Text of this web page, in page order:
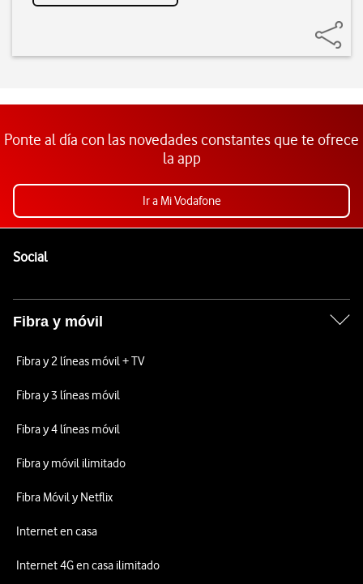
Ponte al día con las novedades constantes que te ofrece
la app
Ir a Mi Vodafone
SocialEnlaces a las redes sociales de Vodafone
Fibra y móvil
Fibra y 2 líneas móvil + TV
Fibra y 3 líneas móvil
Fibra y 4 líneas móvil
Fibra y móvil ilimitado
Fibra Móvil y Netflix
Internet en casa
Internet 4G en casa ilimitado